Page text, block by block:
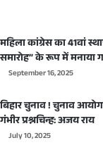
महिला कांग्रेस का 41वां
समारोह” के रूप में मनाया
September 16, 2025
बिहार चुनाव ! चुनाव
गंभीर प्रश्नचिन्ह: अजय राय
July 10, 2025